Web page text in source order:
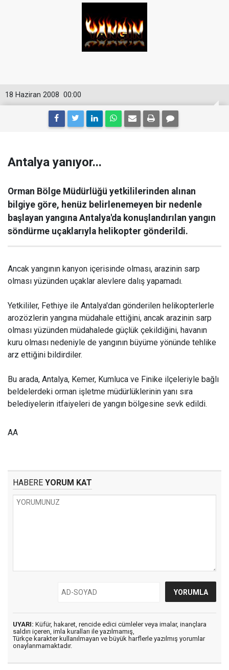
00:00
18 Haziran 2008
Antalya yanıyor...
Orman Bölge Müdürlüğü yetkililerinden alınan
bilgiye göre, henüz belirlenemeyen bir nedenle
başlayan yangına Antalya'da konuşlandırılan yangın
söndürme uçaklarıyla helikopter gönderildi.
Ancak yangının kanyon içerisinde olması, arazinin sarp
olması yüzünden uçaklar alevlere dalış yapamadı.
Yetkililer, Fethiye ile Antalya'dan gönderilen helikopterlerle
arozözlerin yangına müdahale ettiğini, ancak arazinin sarp
olması yüzünden müdahalede güçlük çekildiğini, havanın
kuru olması nedeniyle de yangının büyüme yönünde tehlike
arz ettiğini bildirdiler.
Bu arada, Antalya, Kemer, Kumluca ve Finike ilçeleriyle bağlı
beldelerdeki orman işletme müdürlüklerinin yanı sıra
belediyelerin itfaiyeleri de yangın bölgesine sevk edildi.
AA
HABERE YORUM KAT
UYARI: Küfür, hakaret, rencide edici cümleler veya imalar, inançlara
saldırı içeren, imla kuralları ile yazılmamış,
Türkçe karakter kullanılmayan ve büyük harflerle yazılmış yorumlar
onaylanmamaktadır.